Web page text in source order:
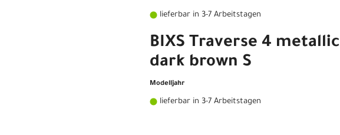
lieferbar in 3-7 Arbeitstagen
BIXS Traverse 4 metallic
dark brown S
Modelljahr
lieferbar in 3-7 Arbeitstagen